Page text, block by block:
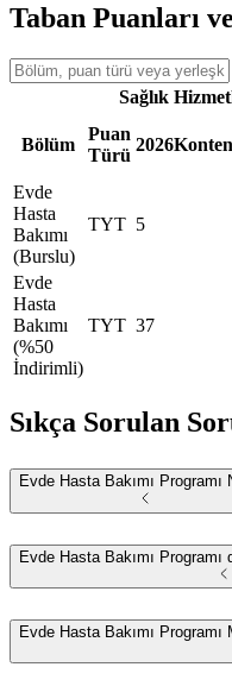
Taban Puanları
Sağlık
Bölüm
Puan
Türü
2026
Evde
Hasta
Bakımı
(Burslu)
TYT 5
Evde
Hasta
Bakımı
(%50
İndirimli)
TYT 37
Sıkça Sorulan
Evde Hasta Bakımı Programı
Evde Hasta Bakımı
Evde Hasta Bakımı Programı